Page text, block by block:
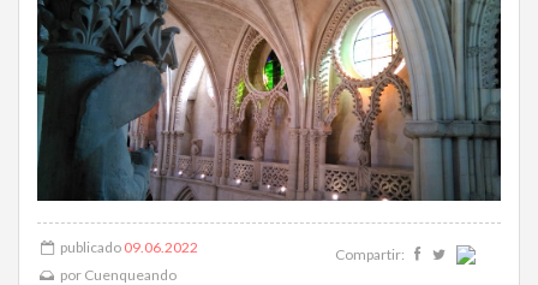
publicado 09.06.2022
por Cuenqueando
Compartir: